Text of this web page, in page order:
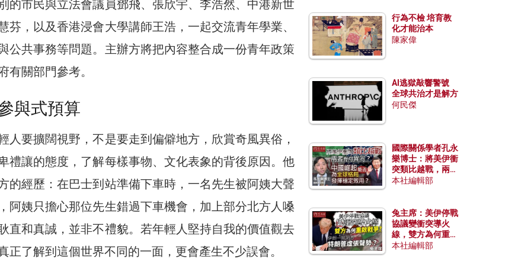
的市民與立法會議員鄧飛、張欣宇、李浩然、中港新世
芬，以及香港浸會大學講師王浩，一起交流青年學業、
公共事務等問題。主辦方將把內容整合成一份青年政策
有關部門參考。
與式預算
人要擴闊視野，不是要走到偏僻地方，欣賞奇風異俗，
禮讓的態度，了解每樣事物、文化表象的背後原因。他
的經歷：在巴士到站準備下車時，一名先生被阿姨大聲
阿姨只擔心那位先生錯過下車機會，加上部分北方人嗓
直和真誠，並非不禮貌。若年輕人堅持自我的價值觀去
正了解到這個世界不同的一面，更會產生不少誤會。
行為不檢 培育教
化才能治本
陳家偉
AI逃獄敲響警號
全球共治才是解方
何民傑
國際關係學者孔永
樂博士：將美伊衝
突類比越戰，兩者
有何異同？中國崛
本社編輯部
兔主席：美伊停戰
協議變衝突導火
線，雙方為何重啟
戰爭？伊朗一早洞
本社編輯部